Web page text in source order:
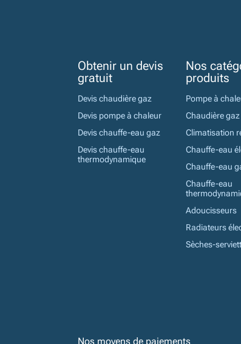
Obtenir un devis
gratuit
Devis chaudière gaz
Devis pompe à chaleur
Devis chauffe-eau gaz
Devis chauffe-eau
thermodynamique
Nos
produits
Pompe à
Chaudière gaz
Climatisation
Chauffe-eau
Chauffe-eau
Chauffe-eau
Adoucisseurs
Radiateurs
Sèches-
Nos moyens de paiements